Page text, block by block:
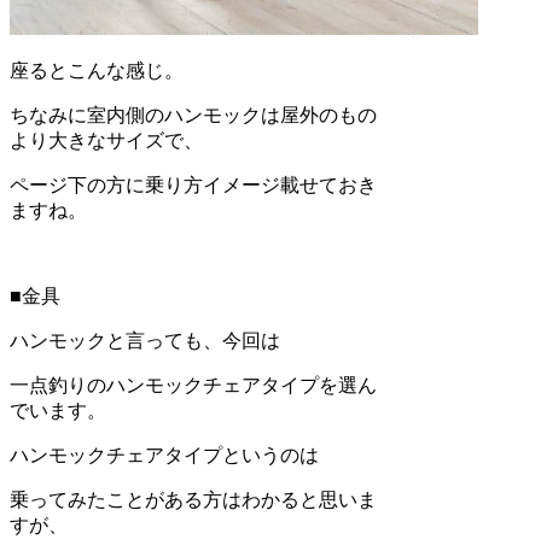
座るとこんな感じ。
ちなみに室内側のハンモックは屋外のもの
より大きなサイズで、
ページ下の方に乗り方イメージ載せておき
ますね。
■金具
ハンモックと言っても、今回は
一点釣りのハンモックチェアタイプを選ん
でいます。
ハンモックチェアタイプというのは
乗ってみたことがある方はわかると思いま
すが、